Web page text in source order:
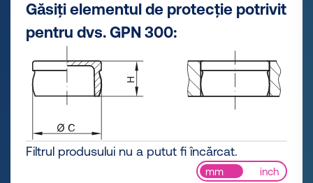
Găsiți elementul de protecție potrivit
pentru dvs. GPN 300:
Filtrul produsului nu a putut fi încărcat.
mm inch